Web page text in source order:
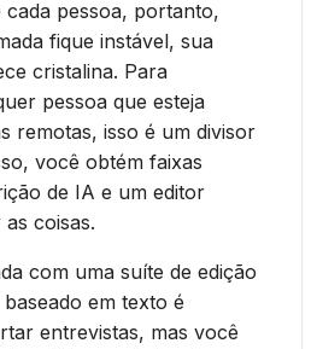
pessoa, portanto,
fique instável, sua
cristalina. Para
pessoa que esteja
remotas, isso é um divisor
você obtém faixas
de IA e um editor
coisas.
com uma suíte de edição
em texto é
entrevistas, mas você